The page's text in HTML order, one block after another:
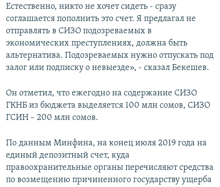
Естественно, никто не хочет сидеть - сразу
соглашается пополнить это счет. Я предлагал не
отправлять в СИЗО подозреваемых в
экономических преступлениях, должна быть
альтернатива. Подозреваемых нужно отпускать под
залог или подписку о невыезде», - сказал Бекешев.
Он отметил, что ежегодно на содержание СИЗО
ГКНБ из бюджета выделяется 100 млн сомов, СИЗО
ГСИН – 200 млн сомов.
По данным Минфина, на конец июля 2019 года на
единый депозитный счет, куда
правоохранительные органы перечисляют средства
по возмещению причиненного государству ущерба